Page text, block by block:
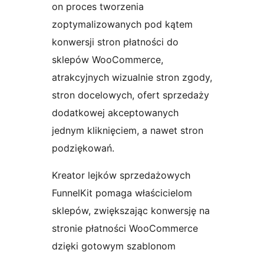
on proces tworzenia
zoptymalizowanych pod kątem
konwersji stron płatności do
sklepów WooCommerce,
atrakcyjnych wizualnie stron zgody,
stron docelowych, ofert sprzedaży
dodatkowej akceptowanych
jednym kliknięciem, a nawet stron
podziękowań.
Kreator lejków sprzedażowych
FunnelKit pomaga właścicielom
sklepów, zwiększając konwersję na
stronie płatności WooCommerce
dzięki gotowym szablonom